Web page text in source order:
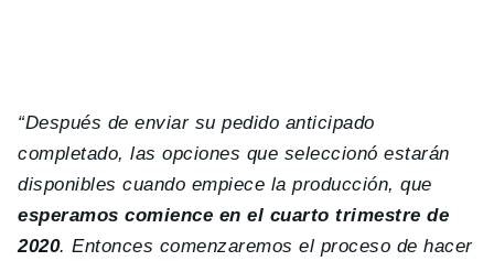
“Después de enviar su pedido anticipado
completado, las opciones que seleccionó estarán
disponibles cuando empiece la producción, que
esperamos comience en el cuarto trimestre de
2020. Entonces comenzaremos el proceso de hacer